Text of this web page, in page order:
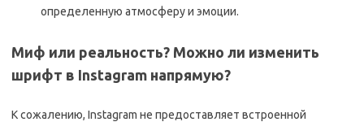
определенную атмосферу и эмоции.
Миф или реальность? Можно ли изменить
шрифт в Instagram напрямую?
К сожалению, Instagram не предоставляет встроенной